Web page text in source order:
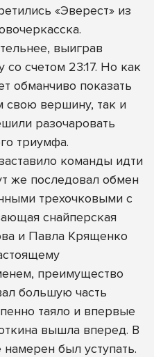
«Эверест» из
выиграв
со счетом 23:17. Но как
обманчиво показать
свою вершину, так и
разочаровать
триумфа.
команды идти
же последовал обмен
трехочковыми с
снайперская
и Павла Крященко
преимущество
большую часть
таяло и впервые
вышла вперед. В
был уступать.